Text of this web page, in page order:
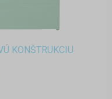
KONŠTRUKCIU